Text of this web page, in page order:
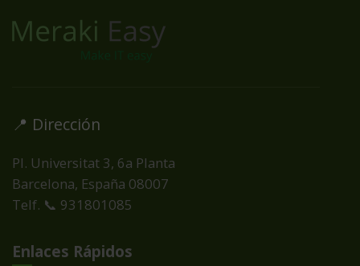
📍 Dirección
Pl. Universitat 3, 6a Planta
Barcelona, España 08007
Telf. 📞 931801085
Enlaces Rápidos